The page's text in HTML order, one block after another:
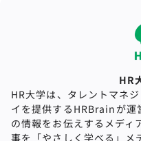
HR
HR大学は、タレントマネ
イを提供するHRBrainが運
の情報をお伝えするメディ
事を「やさしく学べる」メ